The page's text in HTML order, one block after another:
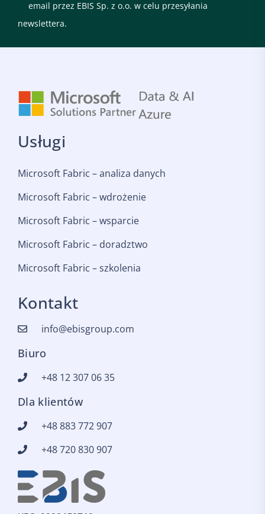
email przez EBIS Sp. z o.o. w celu przesyłania
newslettera.
Usługi
Microsoft Fabric – analiza danych
Microsoft Fabric – wdrożenie
Microsoft Fabric – wsparcie
Microsoft Fabric – doradztwo
Microsoft Fabric – szkolenia
Kontakt
info@ebisgroup.com
Biuro
+48 12 307 06 35
Dla klientów
+48 883 772 907
+48 720 830 907